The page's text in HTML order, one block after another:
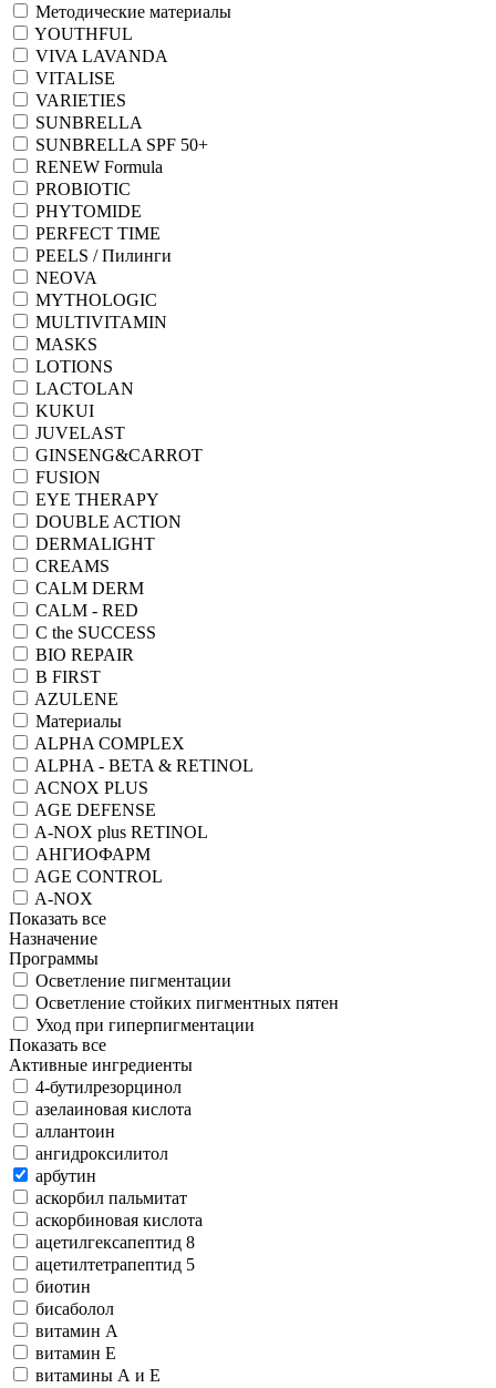
Методические материалы
YOUTHFUL
VIVA LAVANDA
VITALISE
VARIETIES
SUNBRELLA
SUNBRELLA SPF 50+
RENEW Formula
PROBIOTIC
PHYTOMIDE
PERFECT TIME
PEELS / Пилинги
NEOVA
MYTHOLOGIC
MULTIVITAMIN
MASKS
LOTIONS
LACTOLAN
KUKUI
JUVELAST
GINSENG&CARROT
FUSION
EYE THERAPY
DOUBLE ACTION
DERMALIGHT
CREAMS
CALM DERM
CALM - RED
C the SUCCESS
BIO REPAIR
B FIRST
AZULENE
Материалы
ALPHA COMPLEX
ALPHA - BETA & RETINOL
ACNOX PLUS
AGE DEFENSE
A-NOX plus RETINOL
АНГИОФАРМ
AGE CONTROL
A-NOX
Показать все
Назначение
Программы
Осветление пигментации
Осветление стойких пигментных пятен
Уход при гиперпигментации
Показать все
Активные ингредиенты
4-бутилрезорцинол
азелаиновая кислота
аллантоин
ангидроксилитол
арбутин
аскорбил пальмитат
аскорбиновая кислота
ацетилгексапептид 8
ацетилтетрапептид 5
биотин
бисаболол
витамин А
витамин Е
витамины А и Е